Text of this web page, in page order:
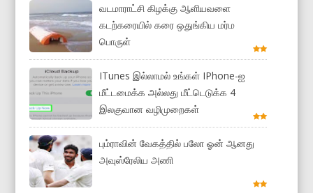
வடமாராட்சி கிழக்கு ஆளியவளை
கடற்கரையில் கரை ஒதுங்கிய மர்ம
பொருள்
ITunes இல்லாமல் உங்கள் IPhone-ஐ
மீட்டமைக்க அல்லது மீட்டெடுக்க 4
இலகுவான வழிமுறைகள்
பும்ராவின் வேகத்தில் பலோ ஓன் ஆனது
அவுஸ்ரேலிய அணி